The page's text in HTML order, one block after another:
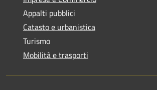
Appalti pubblici
Catasto e urbanistica
Turismo
Mobilità e trasporti